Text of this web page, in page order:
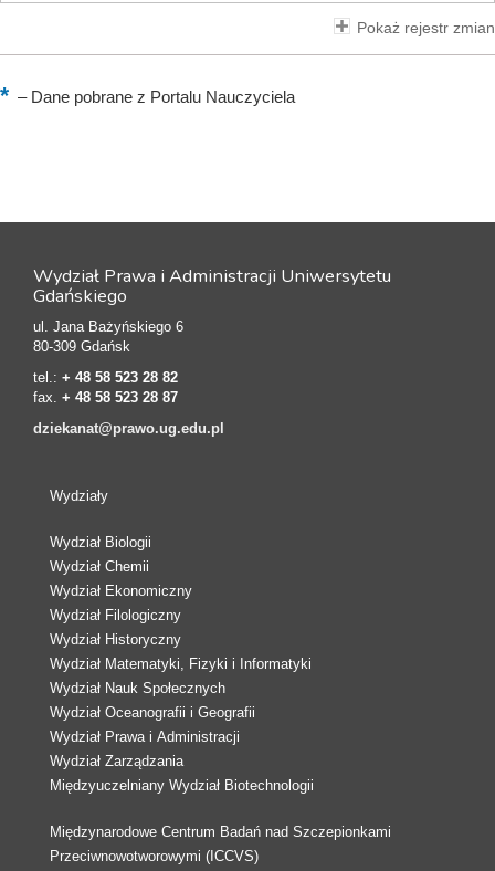
Pokaż rejestr zmian
–Dane pobrane z Portalu Nauczyciela
Wydział Prawa i Administracji Uniwersytetu
Gdańskiego
ul. Jana Bażyńskiego 6
80-309 Gdańsk
tel.: + 48 58 523 28 82
fax. + 48 58 523 28 87
dziekanat@prawo.ug.edu.pl
Wydziały
Wydział Biologii
Wydział Chemii
Wydział Ekonomiczny
Wydział Filologiczny
Wydział Historyczny
Wydział Matematyki, Fizyki i Informatyki
Wydział Nauk Społecznych
Wydział Oceanografii i Geografii
Wydział Prawa i Administracji
Wydział Zarządzania
Międzyuczelniany Wydział Biotechnologii
Międzynarodowe Centrum Badań nad Szczepionkami
Przeciwnowotworowymi (ICCVS)